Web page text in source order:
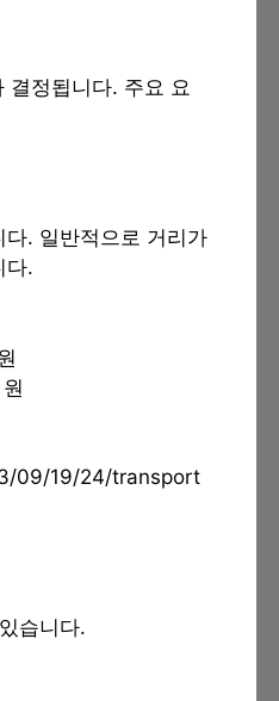
결정됩니다. 주요 요
. 일반적으로 거리가
다.
09/19/24/transport
습니다.